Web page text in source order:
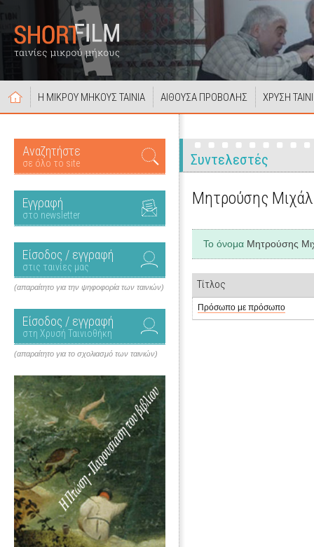
Η ΜΙΚΡΟΥ ΜΗΚΟΥΣ ΤΑΙΝΙΑ ΑΙΘΟΥΣΑ ΠΡΟΒΟΛΗΣ ΧΡΥΣΗ
Αναζητήστε
σε όλο το site
Εγγραφή
στο newsletter
Είσοδος / εγγραφή
στις ταινίες μας
(απαραίτητο για την ψηφοφορία των ταινιών)
Είσοδος / εγγραφή
στη Χρυσή Ταινιοθήκη
(απαραίτητο για το σχολιασμό των ταινιών)
Συντελεστές
Μητρούσης
Το όνομα Μητρούσης
Τίτλος
Πρόσωπο με πρόσωπο